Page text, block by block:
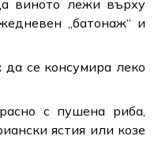
виното лежи върху
„батонаж“ и
да се консумира леко
с пушена риба,
ястия или козе